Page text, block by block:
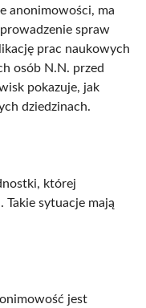
anonimowości, ma
spraw
prac naukowych
osób N.N. przed
pokazuje, jak
dziedzinach.
której
Takie sytuacje mają
jest